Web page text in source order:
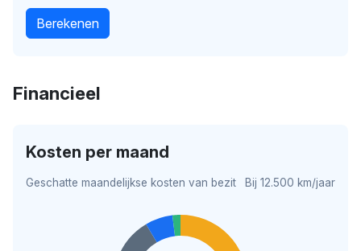
Berekenen
Financieel
Kosten per maand
Geschatte maandelijkse kosten van bezit Bij 12.500 km/jaar